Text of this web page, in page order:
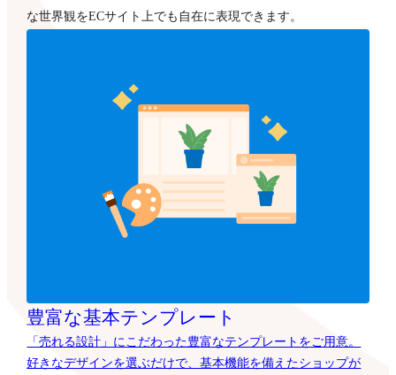
な世界観をECサイト上でも自在に表現できます。
豊富な基本テンプレート
「売れる設計」にこだわった豊富なテンプレートをご用意。
好きなデザインを選ぶだけで、基本機能を備えたショップが